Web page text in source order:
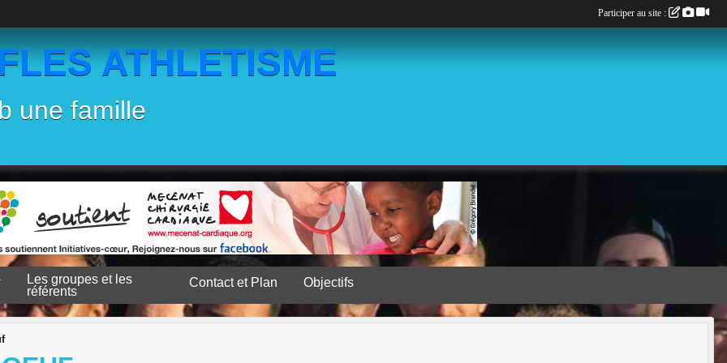
ATHLETISME
une famille
Les groupes et les
référents
Contact et Plan Objectifs
Participer au site :